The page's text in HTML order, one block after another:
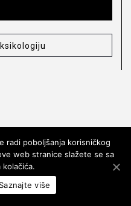
ZA JAVNO
PRAVA PRIDRŽANA.
radi poboljšanja korisničkog
web stranice slažete se sa
Saznajte više